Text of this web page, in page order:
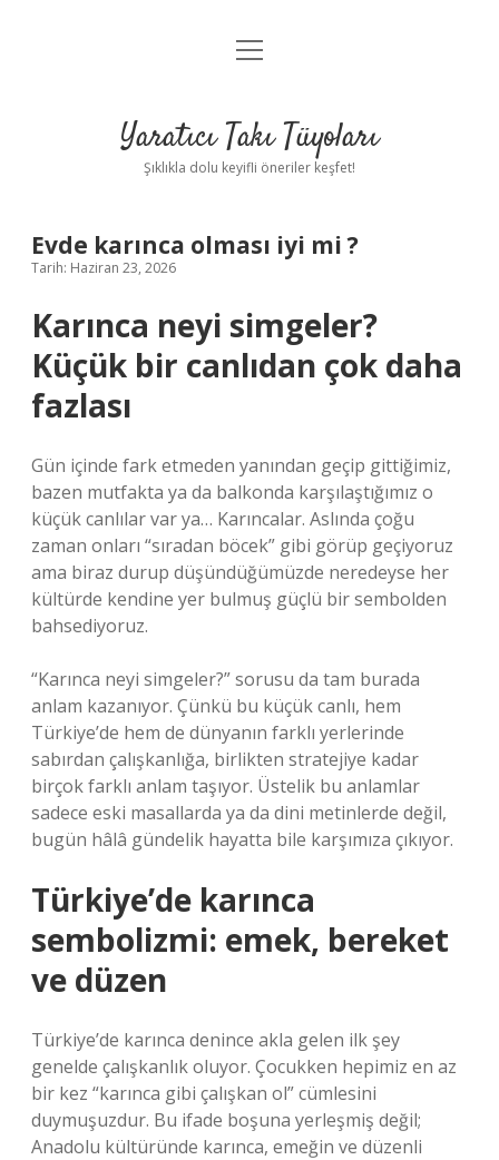
Anasayfa
Yasal Uyarı
menüyü
Yaratıcı Takı Tüyoları
Şıklıkla dolu keyifli öneriler keşfet!
Evde karınca olması iyi mi ?
Tarih: Haziran 23, 2026
Karınca neyi simgeler?
Küçük bir canlıdan çok daha
fazlası
Gün içinde fark etmeden yanından geçip gittiğimiz,
bazen mutfakta ya da balkonda karşılaştığımız o
küçük canlılar var ya… Karıncalar. Aslında çoğu
zaman onları “sıradan böcek” gibi görüp geçiyoruz
ama biraz durup düşündüğümüzde neredeyse her
kültürde kendine yer bulmuş güçlü bir sembolden
bahsediyoruz.
“Karınca neyi simgeler?” sorusu da tam burada
anlam kazanıyor. Çünkü bu küçük canlı, hem
Türkiye’de hem de dünyanın farklı yerlerinde
sabırdan çalışkanlığa, birlikten stratejiye kadar
birçok farklı anlam taşıyor. Üstelik bu anlamlar
sadece eski masallarda ya da dini metinlerde değil,
bugün hâlâ gündelik hayatta bile karşımıza çıkıyor.
Türkiye’de karınca
sembolizmi: emek, bereket
ve düzen
Türkiye’de karınca denince akla gelen ilk şey
genelde çalışkanlık oluyor. Çocukken hepimiz en az
bir kez “karınca gibi çalışkan ol” cümlesini
duymuşuzdur. Bu ifade boşuna yerleşmiş değil;
Anadolu kültüründe karınca, emeğin ve düzenli